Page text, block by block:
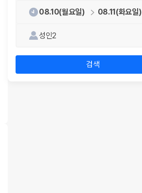
08.10(월요일) 08.11(화요일)
성인2
검색